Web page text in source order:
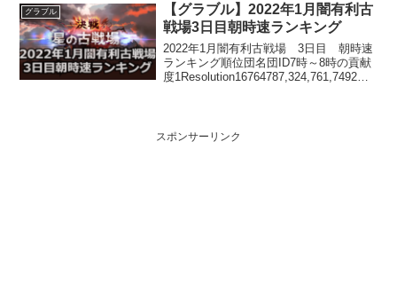
星晶獣趣味：何かを学ぶこと好き：人
間、世界、パイ苦手：混...
グラブル
【グラブル】2022年1月闇有利古
戦場3日目朝時速ランキング
2022年1月闇有利古戦場 3日目 朝時速
ランキング順位団名団ID7時～8時の貢献
度1Resolution16764787,324,761,7492ゼ
スポンサーリンク